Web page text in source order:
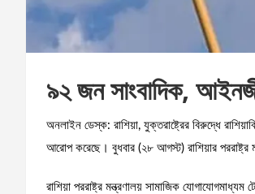
৯২ জন সাংবাদিক,
অনলাইন ডেস্ক: রাশিয়া, যুক্তরাষ্ট্রের বিরুদ্ধে
আরোপ করেছে। বুধবার (২৮ আগস্ট) রাশিয়ার পররাষ্ট্র
রাশিয়া পররাষ্ট্র মন্ত্রণালয় সামাজিক